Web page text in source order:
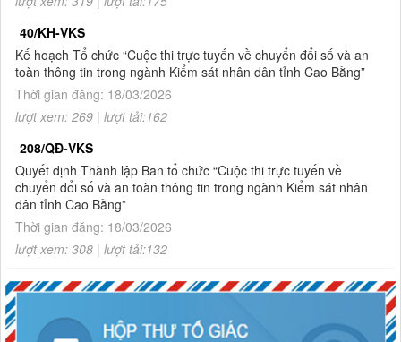
hình sự và tố tụng hình sự (khóa 8), ngành Luật (khóa 3) đợt
2 năm 2026
40/KH-VKS
Kế hoạch Tổ chức “Cuộc thi trực tuyến về chuyển đổi số và an
toàn thông tin trong ngành Kiểm sát nhân dân tỉnh Cao Bằng”
Thời gian đăng: 18/03/2026
lượt xem: 269 | lượt tải:162
208/QĐ-VKS
Quyết định Thành lập Ban tổ chức “Cuộc thi trực tuyến về
chuyển đổi số và an toàn thông tin trong ngành Kiểm sát nhân
dân tỉnh Cao Bằng”
Thời gian đăng: 18/03/2026
lượt xem: 308 | lượt tải:132